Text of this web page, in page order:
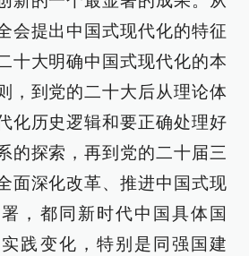
会提出中国式现代化的特征
十大明确中国式现代化的本
，到党的二十大后从理论体
化历史逻辑和要正确处理好
的探索，再到党的二十届三
面深化改革、推进中国式现
，都同新时代中国具体国
践变化，特别是同强国建